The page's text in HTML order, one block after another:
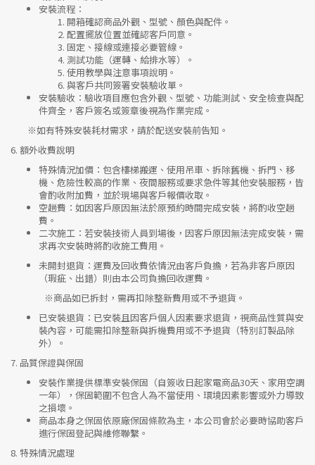
安裝流程 ：
開箱確認商品外觀、型號、顏色與配件。
配置擺放位置並確認客戶同意。
固定、接線或連接必要管線。
測試功能（運轉、給排水等）。
使用教學與注意事項說明。
與客戶共同簽署安裝驗收單。
安裝驗收 ：驗收項目應包含外觀、型號、功能測試、安全檢查與配
件齊全，客戶簽名或簽章後視為作業完成。
※如有特殊安裝耗材需求，請於配送安裝前告知。
6. 額外收費說明
特殊情況加價 ：包含樓梯搬運、使用吊車、拆除舊機、拆門、移
機、危險性較高的作業、夜間服務或要求急件等其他安裝服務，皆
會酌收附加費，並於現場與客戶報價收取。
空趟費 ：如因客戶原因無法於原預約時間完成安裝，將酌收空趟
費。
二次施工 ：若安裝技術人員到場後，因客戶原因無法完成安裝，需
求再次安裝時將酌收施工費用。
未開封退貨 ：運費及回收費依情況由客戶負擔，若為非客戶原因
（瑕疵、出錯）則由本公司負擔回收運費。
※商品如已拆封，需再扣除整新費用或不予退貨。
已安裝退貨 ：已安裝且因客戶個人因素要求退貨，視商品性質與安
裝內容，可能需扣除整新與拆機費用或不予退貨（特別訂製品除
外）。
7. 品質保證與保固
安裝作業提供標準安裝保固（自簽收日起家電商品30天、家用空調
一年），保固範圍不包含人為不當使用、環境因素影響或外力導致
之損壞。
商品本身之保固依原廠保固條款為主，本公司會於必要時協助客戶
進行保固登記與維修聯繫。
8. 特殊情況處理